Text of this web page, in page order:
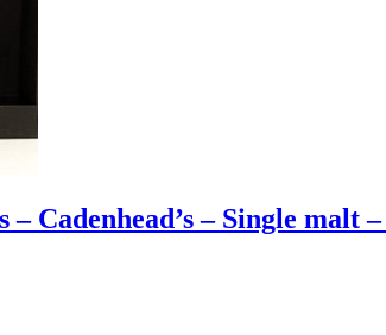
– Cadenhead’s – Single malt